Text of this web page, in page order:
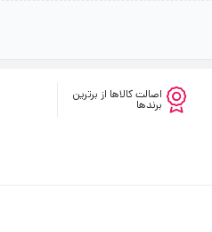
اصالت کالاها از برترین
برندها